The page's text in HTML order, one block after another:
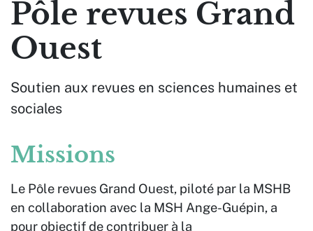
Pôle revues Grand
Ouest
Soutien aux revues en sciences humaines et
sociales
Missions
Le Pôle revues Grand Ouest, piloté par la MSHB
en collaboration avec la MSH Ange-Guépin, a
pour objectif de contribuer à la